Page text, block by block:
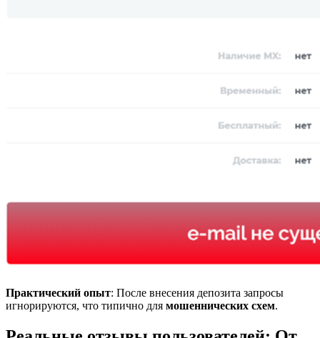
Практический опыт: После внесения депозита запросы
игнорируются, что типично для мошеннических схем.